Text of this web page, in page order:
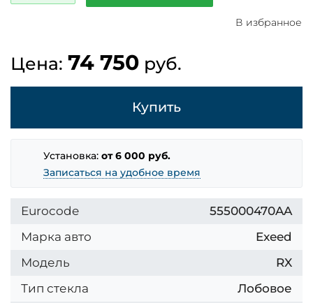
В избранное
Цена: 74 750 руб.
Купить
Установка:от 6 000 руб.
Записаться на удобное время
Eurocode
555000470AA
Марка авто
Exeed
Модель
RX
Тип стекла
Лобовое